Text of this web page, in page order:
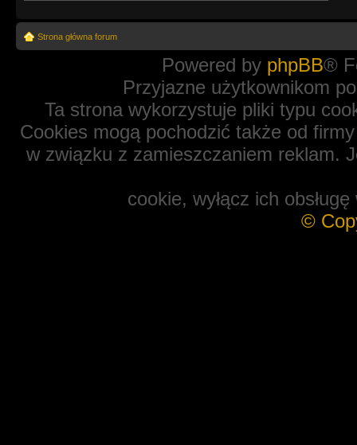
Strona główna forum
Powered by phpBB®
Przyjazne użytkownikom
Ta strona wykorzystuje pliki typu
Cookies mogą pochodzić także od
w związku z zamieszczaniem reklam.
cookie, wyłącz ich
©